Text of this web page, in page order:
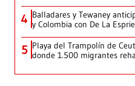
4 Balladares y Tewaney
y Colombia con De La
5 Playa del Trampolín de
donde 1.500 migrantes